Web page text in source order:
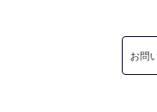
お問